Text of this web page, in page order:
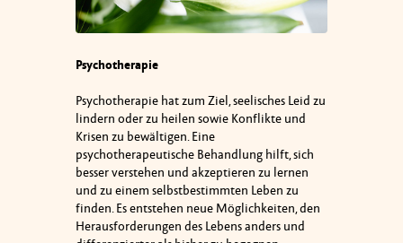
Psychotherapie
Psychotherapie hat zum Ziel, seelisches Leid zu
lindern oder zu heilen sowie Konflikte und
Krisen zu bewältigen. Eine
psychotherapeutische Behandlung hilft, sich
besser verstehen und akzeptieren zu lernen
und zu einem selbstbestimmten Leben zu
finden. Es entstehen neue Möglichkeiten, den
Herausforderungen des Lebens anders und